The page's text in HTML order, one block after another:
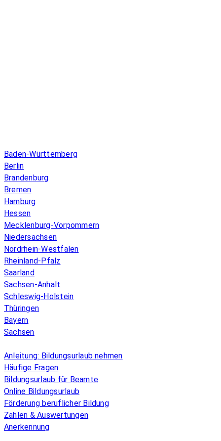
Baden-Württemberg
Berlin
Brandenburg
Bremen
Hamburg
Hessen
Mecklenburg-Vorpommern
Niedersachsen
Nordrhein-Westfalen
Rheinland-Pfalz
Saarland
Sachsen-Anhalt
Schleswig-Holstein
Thüringen
Bayern
Sachsen
Anleitung: Bildungsurlaub nehmen
Häufige Fragen
Bildungsurlaub für Beamte
Online Bildungsurlaub
Förderung beruflicher Bildung
Zahlen & Auswertungen
Anerkennung